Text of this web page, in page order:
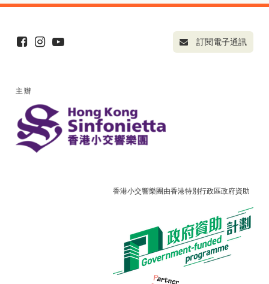
訂閱電子通訊
主辦
香港小交響樂團由香港特別行政區政府資助